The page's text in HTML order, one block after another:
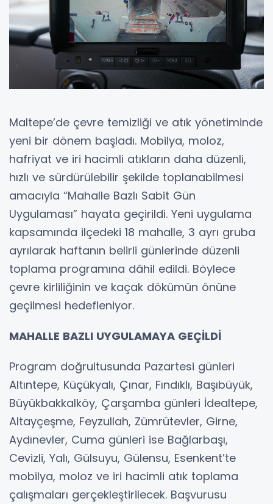
Maltepe’de çevre temizliği ve atık yönetiminde
yeni bir dönem başladı. Mobilya, moloz,
hafriyat ve iri hacimli atıkların daha düzenli,
hızlı ve sürdürülebilir şekilde toplanabilmesi
amacıyla “Mahalle Bazlı Sabit Gün
Uygulaması” hayata geçirildi. Yeni uygulama
kapsamında ilçedeki 18 mahalle, 3 ayrı gruba
ayrılarak haftanın belirli günlerinde düzenli
toplama programına dâhil edildi. Böylece
çevre kirliliğinin ve kaçak dökümün önüne
geçilmesi hedefleniyor.
MAHALLE BAZLI UYGULAMAYA GEÇİLDİ
Program doğrultusunda Pazartesi günleri
Altıntepe, Küçükyalı, Çınar, Fındıklı, Başıbüyük,
Büyükbakkalköy, Çarşamba günleri İdealtepe,
Altayçeşme, Feyzullah, Zümrütevler, Girne,
Aydınevler, Cuma günleri ise Bağlarbaşı,
Cevizli, Yalı, Gülsuyu, Gülensu, Esenkent’te
mobilya, moloz ve iri hacimli atık toplama
çalışmaları gerçekleştirilecek. Başvurusu